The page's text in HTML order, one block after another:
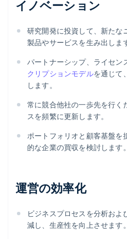
イノベーション
研究開発に投資して、新たな
製品やサービスを生み出しま
パートナーシップ、ライセン
クリプションモデルを通じて
します。
常に競合他社の一歩先を行く
スを頻繁に更新します。
ポートフォリオと顧客基盤を
的な企業の買収を検討します。
運営の効率化
ビジネスプロセスを分析およ
減し、生産性を向上させます。